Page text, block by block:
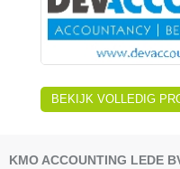
BEKIJK VOLLEDIG
KMO ACCOUNTING LEDE